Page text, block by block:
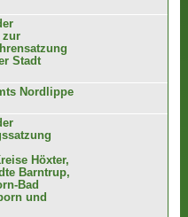
zur
Stadt
Nordlippe
Höxter,
Barntrup,
Bad
und